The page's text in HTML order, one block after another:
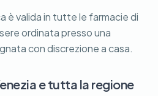
è valida in tutte le farmacie di
ordinata presso una
con discrezione a casa.
e tutta la regione